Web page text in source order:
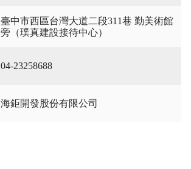
臺中市西區台灣大道二段311巷 勤美術館
旁（璞真建設接待中心）
04-23258688
海鉅開發股份有限公司